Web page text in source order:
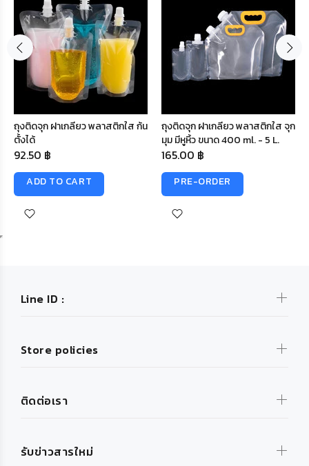
ถุงติดจุก ฝาเกลียว พลาสติกใส ก้น
ตั้งได้
92.50 ฿
ADD TO CART
ถุงติดจุก ฝาเกลียว พลาสติกใส จุก
มุม มีหูหิ้ว ขนาด 400 ml. - 5 L.
165.00 ฿
PRE-ORDER
Line ID :
Store policies
ติดต่อเรา
รับข่าวสารใหม่